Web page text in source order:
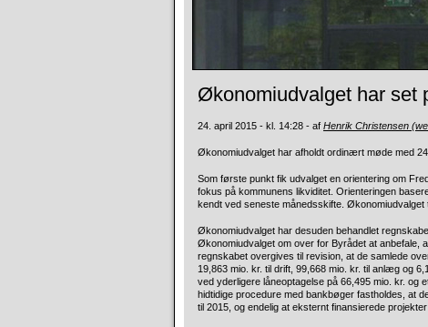
Økonomiudvalget har set
24. april 2015 - kl. 14:28 - af Henrik Christensen
Økonomiudvalget har afholdt ordinært møde med
Som første punkt fik udvalget en orientering om
fokus på kommunens likviditet. Orienteringen
kendt ved seneste månedsskifte. Økonomiudvalget
Økonomiudvalget har desuden behandlet
Økonomiudvalget om over for Byrådet at anbefale,
regnskabet overgives til revision, at de samlede
19,863 mio. kr. til drift, 99,668 mio. kr. til anlæg og
ved yderligere låneoptagelse på 66,495 mio. kr. og
hidtidige procedure med bankbøger fastholdes, at
til 2015, og endelig at eksternt finansierede projekter